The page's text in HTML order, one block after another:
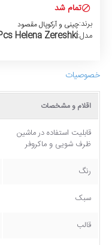
تمام شد
برند:چینی و آرکوپال مقصود
مدل:Helena Zereshki
خصوصیات
اقلام و مشخصات
قابلیت استفاده در ماشین
ظرف شویی و ماکروفر
رنگ
سبک
قالب